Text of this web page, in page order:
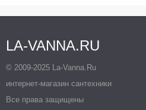
LA-VANNA.RU
© 2009-2025 La-Vanna.Ru
интернет-магазин сантехники
Все права защищены